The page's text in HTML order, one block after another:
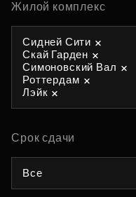
Жилой комплекс
Сидней Сити
Скай Гарден
Симоновский Вал
Роттердам
Лэйк
Срок сдачи
Все